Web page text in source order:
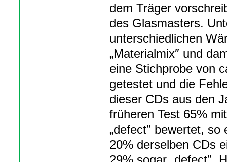
dem Träger
des Glasmasters.
unterschiedlichen
„Materialmix″ und
eine Stichprobe von
getestet und die
dieser CDs aus den
früheren Test 65%
„defect″ bewertet,
20% derselben CDs